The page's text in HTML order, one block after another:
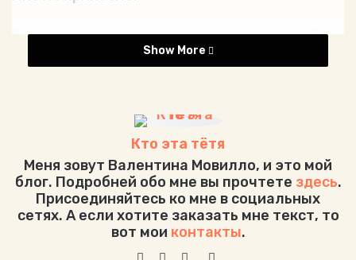
Однако годы идут, и я понимаю, что какой-то
отпечаток на меня все это дело наложило.
философские системы и науки, известные в
его время, пришел к мудрецу, постигшему
истину, и сказал: “Господин, я устал от этого
низкого знания, которое можно получить из
книг и через изучение мира явлений. Оно
больше не удовлетворяет меня, потому что
наука не может раскрыть последней истины;
Show More
Кто эта тётя
Меня зовут Валентина Мовилло, и это мой
блог. Подробней обо мне вы прочтете здесь.
Присоединяйтесь ко мне в социальных
сетях. А если хотите заказать мне текст, то
вот мои контакты.